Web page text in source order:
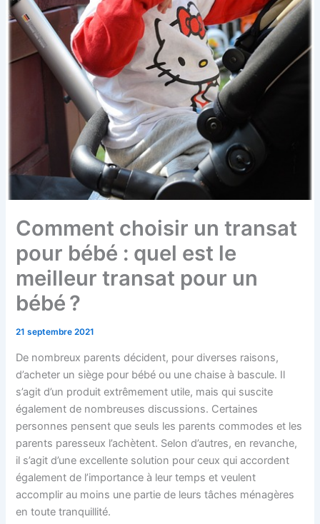
Comment choisir un transat
pour bébé : quel est le
meilleur transat pour un
bébé ?
21 septembre 2021
De nombreux parents décident, pour diverses raisons,
d’acheter un siège pour bébé ou une chaise à bascule. Il
s’agit d’un produit extrêmement utile, mais qui suscite
également de nombreuses discussions. Certaines
personnes pensent que seuls les parents commodes et les
parents paresseux l’achètent. Selon d’autres, en revanche,
il s’agit d’une excellente solution pour ceux qui accordent
également de l’importance à leur temps et veulent
accomplir au moins une partie de leurs tâches ménagères
en toute tranquillité.